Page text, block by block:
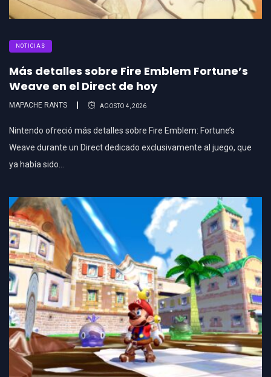
NOTICIAS
Más detalles sobre Fire Emblem Fortune’s
Weave en el Direct de hoy
MAPACHE RANTS AGOSTO 4, 2026
Nintendo ofreció más detalles sobre Fire Emblem: Fortune’s
Weave durante un Direct dedicado exclusivamente al juego, que
ya había sido…